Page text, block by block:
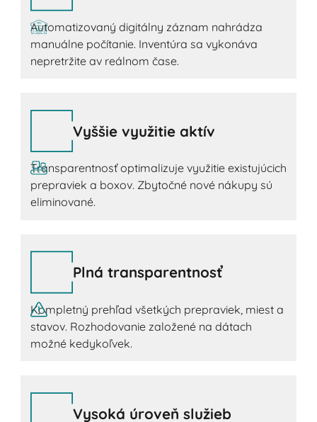
Automatizovaný digitálny záznam nahrádza
manuálne počítanie. Inventúra sa vykonáva
nepretržite av reálnom čase.
Vyššie využitie aktív
Transparentnosť optimalizuje využitie existujúcich
prepraviek a boxov. Zbytočné nové nákupy sú
eliminované.
Plná transparentnosť
Kompletný prehľad všetkých prepraviek, miest a
stavov. Rozhodovanie založené na dátach
možné kedykoľvek.
Vysoká úroveň služieb